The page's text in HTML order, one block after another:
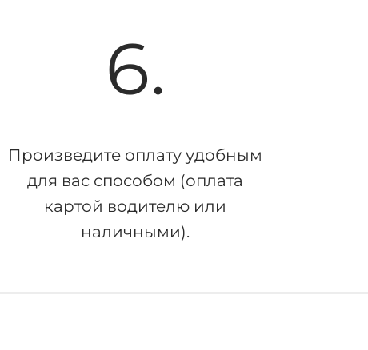
6.
Произведите оплату удобным
для вас способом (оплата
картой водителю или
наличными).